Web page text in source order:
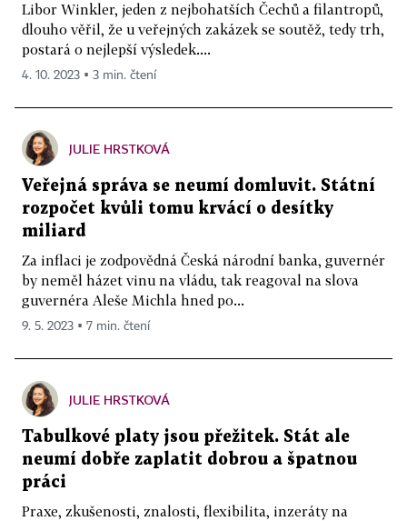
Libor Winkler, jeden z nejbohatších Čechů a filantropů,
dlouho věřil, že u veřejných zakázek se soutěž, tedy trh,
postará o nejlepší výsledek....
4. 10. 2023 ▪ 3 min. čtení
JULIE HRSTKOVÁ
Veřejná správa se neumí domluvit. Státní
rozpočet kvůli tomu krvácí o desítky
miliard
Za inflaci je zodpovědná Česká národní banka, guvernér
by neměl házet vinu na vládu, tak reagoval na slova
guvernéra Aleše Michla hned po...
9. 5. 2023 ▪ 7 min. čtení
JULIE HRSTKOVÁ
Tabulkové platy jsou přežitek. Stát ale
neumí dobře zaplatit dobrou a špatnou
práci
Praxe, zkušenosti, znalosti, flexibilita, inzeráty na